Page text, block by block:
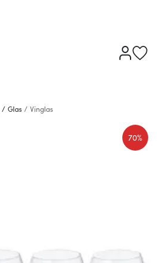
/ Glas / Vinglas
70%